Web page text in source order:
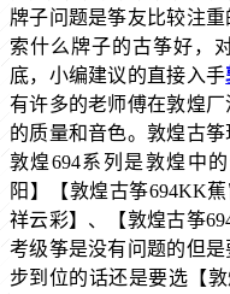
牌子问题是筝友比较注
索什么牌子的古筝好，
底，小编建议的直接入手
有许多的老师傅在敦煌
的质量和音色。敦煌古
敦煌694系列是敦煌中
阳】【敦煌古筝694KK
祥云彩】、【敦煌古筝
考级筝是没有问题的但
步到位的话还是要选【